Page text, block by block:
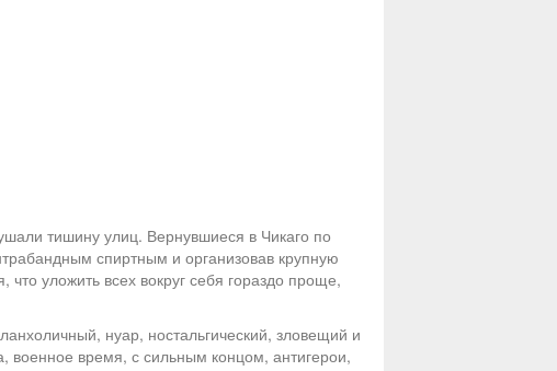
тишину улиц. Вернувшиеся в Чикаго по
спиртным и организовав крупную
уложить всех вокруг себя гораздо проще,
нуар, ностальгический, зловещий и
время, с сильным концом, антигерои,